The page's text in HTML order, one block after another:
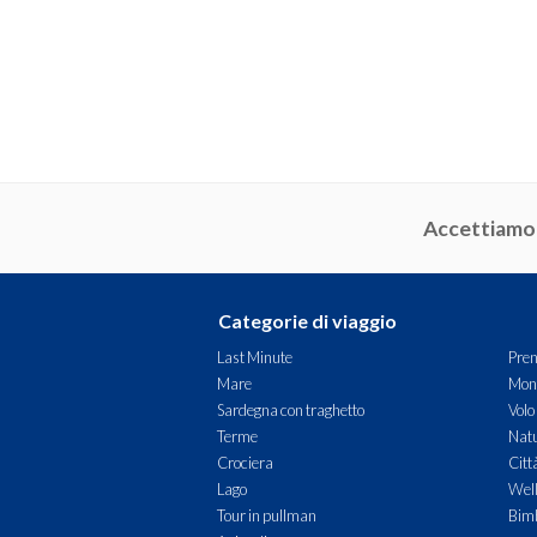
Accettiamo
Categorie di viaggio
Last Minute
Mare
Sardegna con traghetto
Terme
Crociera
Lago
Tour in pullman